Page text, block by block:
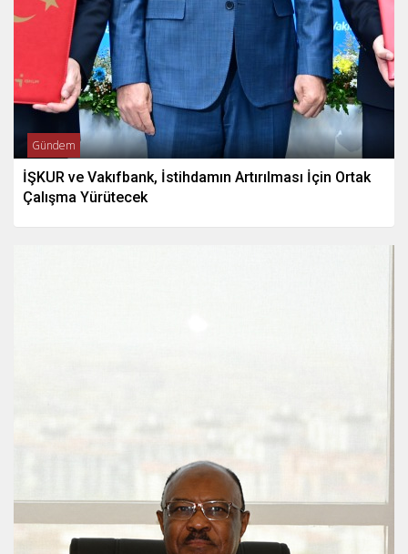
Gündem
İŞKUR ve Vakıfbank, İstihdamın Artırılması İçin Ortak
Çalışma Yürütecek